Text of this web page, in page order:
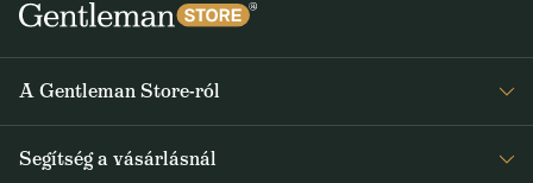
A Gentleman Store-ról
Rólunk
Segítség a vásárlásnál